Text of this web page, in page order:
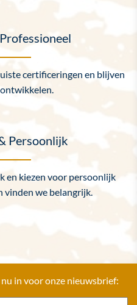
certificeringen en blijven
Persoonlijk
en kiezen voor persoonlijk
vinden we belangrijk.
in voor onze nieuwsbrief: